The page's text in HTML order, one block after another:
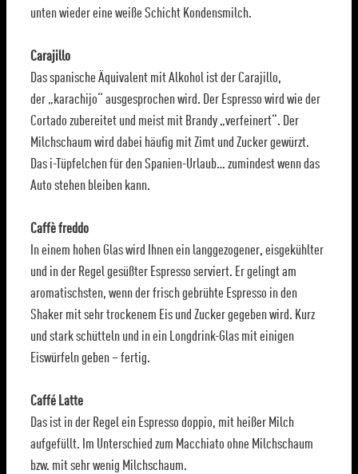
unten wieder eine weiße Schicht Kondensmilch.
Carajillo
Das spanische Äquivalent mit Alkohol ist der Carajillo,
der „karachijo“ ausgesprochen wird. Der Espresso wird wie der
Cortado zubereitet und meist mit Brandy „verfeinert“. Der
Milchschaum wird dabei häufig mit Zimt und Zucker gewürzt.
Das i-Tüpfelchen für den Spanien-Urlaub… zumindest wenn das
Auto stehen bleiben kann.
Caffè freddo
In einem hohen Glas wird Ihnen ein langgezogener, eisgekühlter
und in der Regel gesüßter Espresso serviert. Er gelingt am
aromatischsten, wenn der frisch gebrühte Espresso in den
Shaker mit sehr trockenem Eis und Zucker gegeben wird. Kurz
und stark schütteln und in ein Longdrink-Glas mit einigen
Eiswürfeln geben – fertig.
Caffé Latte
Das ist in der Regel ein Espresso doppio, mit heißer Milch
aufgefüllt. Im Unterschied zum Macchiato ohne Milchschaum
bzw. mit sehr wenig Milchschaum.